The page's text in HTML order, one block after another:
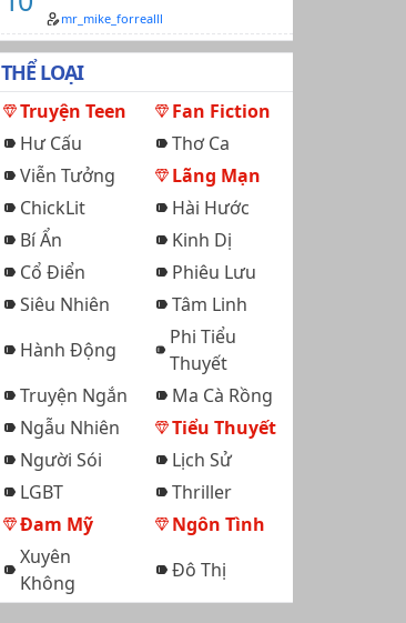
mr_mike_forrealll
THỂ LOẠI
Truyện Teen
Fan Fiction
Hư Cấu
Thơ Ca
Viễn Tưởng
Lãng Mạn
ChickLit
Hài Hước
Bí Ẩn
Kinh Dị
Cổ Điển
Phiêu Lưu
Siêu Nhiên
Tâm Linh
Hành Động
Phi Tiểu
Thuyết
Truyện Ngắn
Ma Cà Rồng
Ngẫu Nhiên
Tiểu Thuyết
Người Sói
Lịch Sử
LGBT
Thriller
Đam Mỹ
Ngôn Tình
Xuyên
Không
Đô Thị